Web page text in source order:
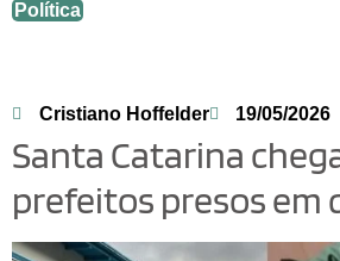
Política
Cristiano Hoffelder 19/05/2026
Santa Catarina
prefeitos presos em